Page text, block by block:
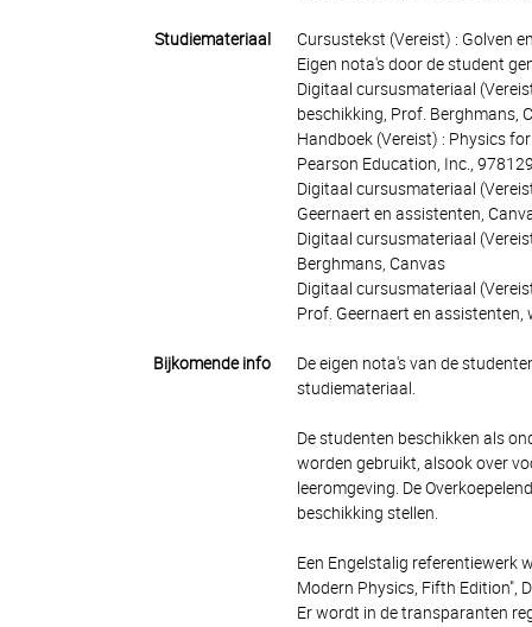
Studiemateriaal
Cursustekst (Vereist) : Golven
Eigen nota's door de student
Digitaal cursusmateriaal
beschikking, Prof. Berghmans,
Handboek (Vereist) : Physics
Pearson Education, Inc.,
Digitaal cursusmateriaal
Geernaert en assistenten,
Digitaal cursusmateriaal
Berghmans, Canvas
Digitaal cursusmateriaal
Prof. Geernaert en
Bijkomende info
De eigen nota's van de
studiemateriaal.
De studenten beschikken als
worden gebruikt, alsook over
leeromgeving. De
beschikking stellen.
Een Engelstalig referentiewerk
Modern Physics, Fifth Edition",
Er wordt in de transparanten